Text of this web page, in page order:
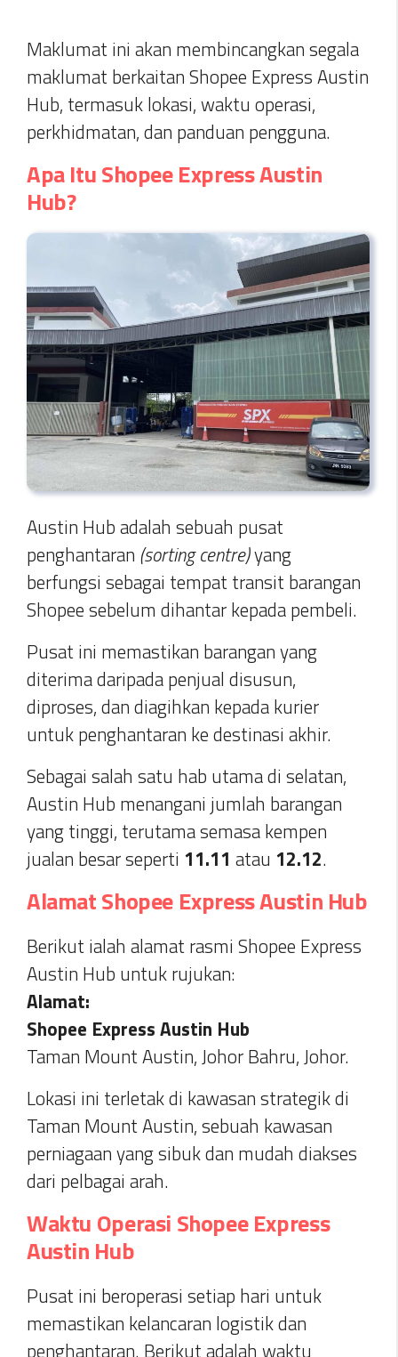
Maklumat ini akan membincangkan segala
maklumat berkaitan Shopee Express Austin
Hub, termasuk lokasi, waktu operasi,
perkhidmatan, dan panduan pengguna.
Apa Itu Shopee Express Austin
Hub?
Austin Hub adalah sebuah pusat
penghantaran (sorting centre)yang
berfungsi sebagai tempat transit barangan
Shopee sebelum dihantar kepada pembeli.
Pusat ini memastikan barangan yang
diterima daripada penjual disusun,
diproses, dan diagihkan kepada kurier
untuk penghantaran ke destinasi akhir.
Sebagai salah satu hab utama di selatan,
Austin Hub menangani jumlah barangan
yang tinggi, terutama semasa kempen
jualan besar seperti 11.11 atau 12.12.
Alamat Shopee Express Austin Hub
Berikut ialah alamat rasmi Shopee Express
Austin Hub untuk rujukan:
Alamat:
Shopee Express Austin Hub
Taman Mount Austin, Johor Bahru, Johor.
Lokasi ini terletak di kawasan strategik di
Taman Mount Austin, sebuah kawasan
perniagaan yang sibuk dan mudah diakses
dari pelbagai arah.
Waktu Operasi Shopee Express
Austin Hub
Pusat ini beroperasi setiap hari untuk
memastikan kelancaran logistik dan
penghantaran. Berikut adalah waktu